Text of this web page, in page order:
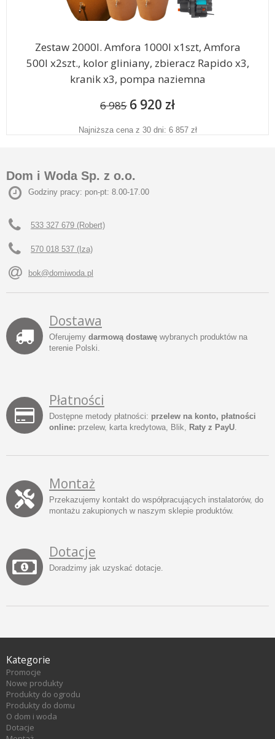
Zestaw 2000l. Amfora 1000l x1szt, Amfora
500l x2szt., kolor gliniany, zbieracz Rapido x3,
kranik x3, pompa naziemna
6 985 6 920 zł
Najniższa cena z 30 dni: 6 857 zł
Dom i Woda Sp. z o.o.
Godziny pracy: pon-pt: 8.00-17.00
533 327 679 (Robert)
570 018 537 (Iza)
bok@domiwoda.pl
Dostawa
Oferujemy darmową dostawę wybranych produktów na
terenie Polski.
Płatności
Dostępne metody płatności: przelew na konto, płatności
online: przelew, karta kredytowa, Blik, Raty z PayU.
Montaż
Przekazujemy kontakt do współpracujących instalatorów, do
montażu zakupionych w naszym sklepie produktów.
Dotacje
Doradzimy jak uzyskać dotacje.
Kategorie
Promocje
Nowe produkty
Produkty do ogrodu
Produkty do domu
O dom i woda
Dotacje